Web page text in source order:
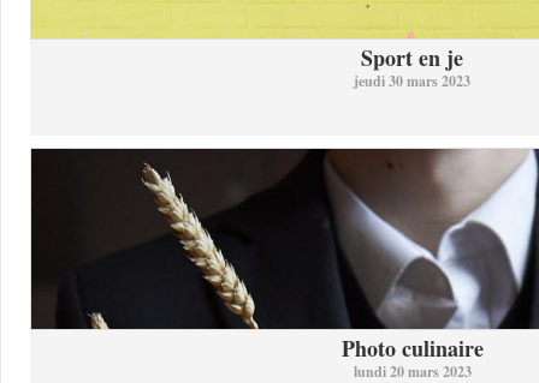
Sport en je
jeudi 30 mars 2023
Photo culinaire
lundi 20 mars 2023